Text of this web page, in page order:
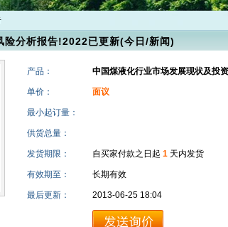
险分析报告!2022已更新(今日/新闻)
产品： 中国煤液化行业市场发展现状及投
单价： 面议
最小起订量：
供货总量：
发货期限： 自买家付款之日起 1 天内发货
有效期至： 长期有效
最后更新： 2013-06-25 18:04